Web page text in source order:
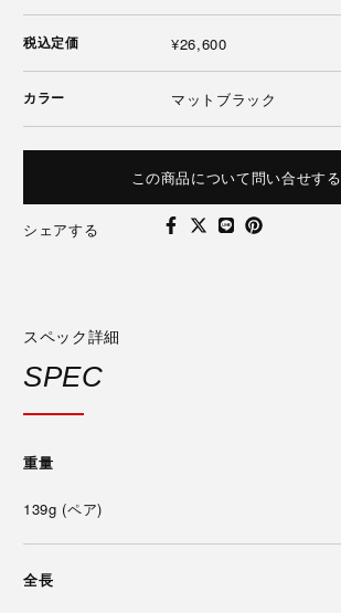
税込定価 ¥26,600
カラー マットブラック
この商品について問い合せする
シェアする
スペック詳細
SPEC
重量
139g (ペア)
全長